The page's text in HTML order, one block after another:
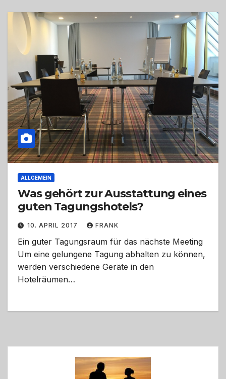
ALLGEMEIN
Was gehört zur Ausstattung eines
guten Tagungshotels?
10. APRIL 2017 FRANK
Ein guter Tagungsraum für das nächste Meeting
Um eine gelungene Tagung abhalten zu können,
werden verschiedene Geräte in den
Hotelräumen…